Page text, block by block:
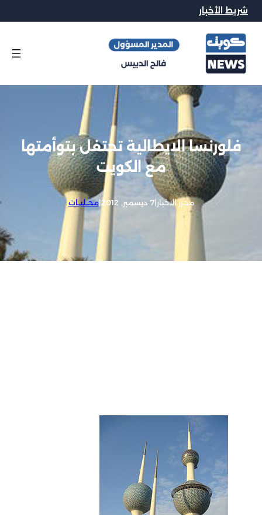
شريط الأخبار
فلورنسا الايطالية تحتفل بتوأمتها
مع الكويت
محرر الاخبار|7 ديسمبر, 2012 |محــليــات